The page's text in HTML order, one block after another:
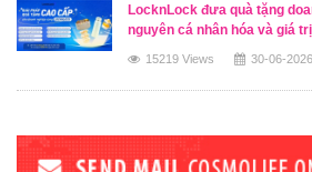
LocknLock đưa quà tặng
nguyên cá nhân hóa và giá
15219 Views 30-06-2026